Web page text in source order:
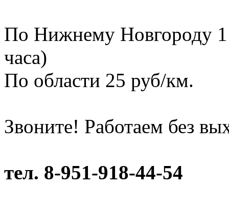
По Нижнему Новгороду 1
часа)
По области 25 руб/км.
Звоните! Работаем без
тел. 8-951-918-44-54